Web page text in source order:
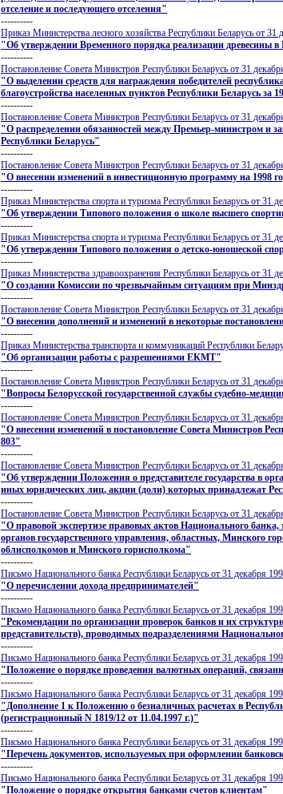
отселение и последующего отселения"
----------
Приказ Министерства лесного хозяйства Республики Беларусь от
"Об утверждении Временного порядка реализации древесины в
----------
Постановление Совета Министров Республики Беларусь от 31
"О выделении средств для награждения победителей
благоустройства населенных пунктов Республики Беларусь за
----------
Постановление Совета Министров Республики Беларусь от 31
"О распределении обязанностей между Премьер-министром и
Республики Беларусь"
----------
Постановление Совета Министров Республики Беларусь от 31
"О внесении изменений в инвестиционную программу на 1998
----------
Приказ Министерства спорта и туризма Республики Беларусь от 31
"Об утверждении Типового положения о школе высшего
----------
Приказ Министерства спорта и туризма Республики Беларусь от 31
"Об утверждении Типового положения о детско-юношеской
----------
Приказ Министерства здравоохранения Республики Беларусь от 31
"О создании Комиссии по чрезвычайным ситуациям при
----------
Постановление Совета Министров Республики Беларусь от 31
"О внесении дополнений и изменений в некоторые
----------
Приказ Министерства транспорта и коммуникаций Республики
"Об организации работы с разрешениями ЕКМТ"
----------
Постановление Совета Министров Республики Беларусь от 31
"Вопросы Белорусской государственной службы судебно-
----------
Постановление Совета Министров Республики Беларусь от 31
"О внесении изменений в постановление Совета Министров
803"
----------
Постановление Совета Министров Республики Беларусь от 31
"Об утверждении Положения о представителе государства в
иных юридических лиц, акции (доли) которых принадлежат
----------
Постановление Совета Министров Республики Беларусь от 31
"О правовой экспертизе правовых актов Национального
органов государственного управления, областных, Минского
облисполкомов и Минского горисполкома"
----------
Письмо Национального банка Республики Беларусь от 31 декабря
"О перечислении дохода предпринимателей"
----------
Письмо Национального банка Республики Беларусь от 31 декабря
"Рекомендации по организации проверок банков и их
представительств), проводимых подразделениями
----------
Письмо Национального банка Республики Беларусь от 31 декабря
"Положение о порядке проведения валютных операций,
----------
Письмо Национального банка Республики Беларусь от 31 декабря
"Дополнение 1 к Положению о безналичных расчетах в
(регистрационный N 1819/12 от 11.04.1997 г.)"
----------
Письмо Национального банка Республики Беларусь от 31 декабря
"Перечень документов, используемых при оформлении
----------
Письмо Национального банка Республики Беларусь от 31 декабря
"Положение о порядке открытия банками счетов клиентам"